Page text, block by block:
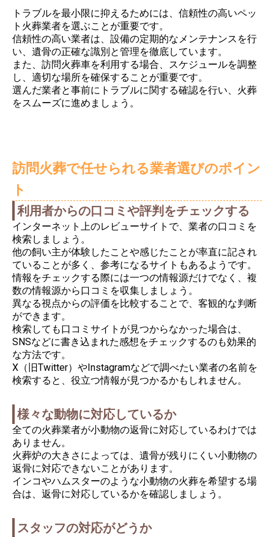
トラブルを最小限に抑えるためには、信頼性の高いペッ
ト火葬業者を選ぶことが重要です。
信頼性の高い業者は、設備の定期的なメンテナンスを行
い、遺骨の正確な識別と管理を徹底しています。
また、訪問火葬車を利用する場合、スケジュールを調整
し、適切な場所を確保することが重要です。
選んだ業者と事前にトラブルに関する確認を行い、火葬
をスムーズに進めましょう。
訪問火葬で任せられる業者選びのポイン
ト
利用者からの口コミや評判をチェックする
インターネット上のレビューサイトで、業者の口コミを
検索しましょう。
他の飼い主が体験したことや感じたことが率直に記され
ていることが多く、参考になるサイトもあるようです。
情報をチェックする際には一つの情報源だけでなく、複
数の情報源から口コミを収集しましょう。
異なる視点からの評価を比較することで、客観的な判断
ができます。
検索しても口コミサイトが見つからなかった場合は、
SNSなどに書き込まれた感想をチェックするのも効果的
な方法です。
X（旧Twitter）やInstagramなどで調べたい業者の名前を
検索すると、役立つ情報が見つかるかもしれません。
様々な動物に対応しているか
全ての火葬業者が小動物の返骨に対応しているわけでは
ありません。
火葬炉の大きさによっては、遺骨が残りにくい小動物の
返骨に対応できないことがあります。
インコやハムスターのような小動物の火葬を希望する場
合は、返骨に対応しているかを確認しましょう。
スタッフの対応がどうか